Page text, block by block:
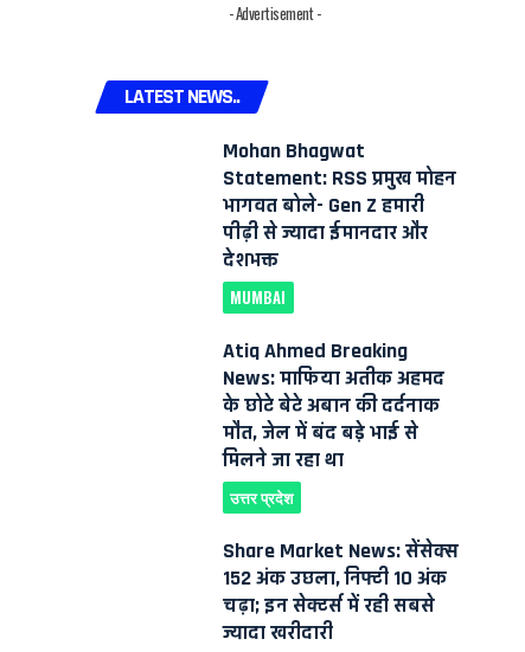
- Advertisement -
LATEST NEWS..
Mohan Bhagwat
Statement: RSS प्रमुख मोहन
भागवत बोले- Gen Z हमारी
पीढ़ी से ज्यादा ईमानदार और
देशभक्त
MUMBAI
Atiq Ahmed Breaking
News: माफिया अतीक अहमद
के छोटे बेटे अबान की दर्दनाक
मौत, जेल में बंद बड़े भाई से
मिलने जा रहा था
उत्तर प्रदेश
Share Market News: सेंसेक्स
152 अंक उछला, निफ्टी 10 अंक
चढ़ा; इन सेक्टर्स में रही सबसे
ज्यादा खरीदारी